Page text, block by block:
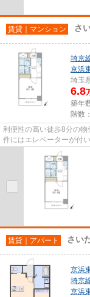
賃貸｜マンション さ
埼京
京浜
埼玉
6.8
築年
階数
利便性の高い徒歩8分の
件にはエレベーターが付
物件です。さいたま市中央
賃貸｜アパート さい
京浜
埼京
京浜